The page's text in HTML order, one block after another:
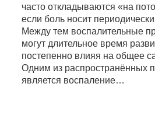
часто откладываются «на
если боль носит
Между тем воспалительные
могут длительное время
постепенно влияя на общее
Одним из распространённых
является воспаление…